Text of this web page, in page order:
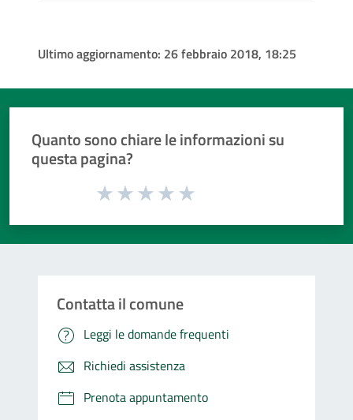
Ultimo aggiornamento: 26 febbraio 2018, 18:25
Quanto sono chiare le informazioni su
questa pagina?
Valuta da 1 a 5 stelle la pagina
Contatta il comune
Leggi le domande frequenti
Richiedi assistenza
Prenota appuntamento